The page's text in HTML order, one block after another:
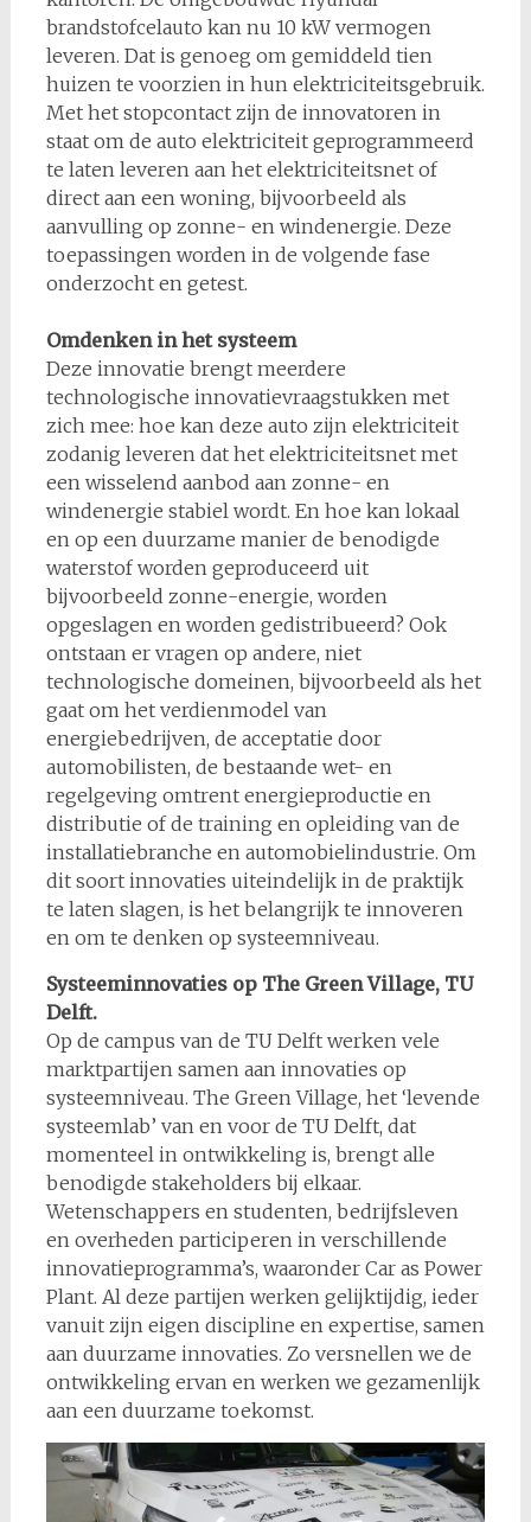
brandstofcelauto kan nu 10 kW vermogen
leveren. Dat is genoeg om gemiddeld tien
huizen te voorzien in hun elektriciteitsgebruik.
Met het stopcontact zijn de innovatoren in
staat om de auto elektriciteit geprogrammeerd
te laten leveren aan het elektriciteitsnet of
direct aan een woning, bijvoorbeeld als
aanvulling op zonne- en windenergie. Deze
toepassingen worden in de volgende fase
onderzocht en getest.
Omdenken in het systeem
Deze innovatie brengt meerdere
technologische innovatievraagstukken met
zich mee: hoe kan deze auto zijn elektriciteit
zodanig leveren dat het elektriciteitsnet met
een wisselend aanbod aan zonne- en
windenergie stabiel wordt. En hoe kan lokaal
en op een duurzame manier de benodigde
waterstof worden geproduceerd uit
bijvoorbeeld zonne-energie, worden
opgeslagen en worden gedistribueerd? Ook
ontstaan er vragen op andere, niet
technologische domeinen, bijvoorbeeld als het
gaat om het verdienmodel van
energiebedrijven, de acceptatie door
automobilisten, de bestaande wet- en
regelgeving omtrent energieproductie en
distributie of de training en opleiding van de
installatiebranche en automobielindustrie. Om
dit soort innovaties uiteindelijk in de praktijk
te laten slagen, is het belangrijk te innoveren
en om te denken op systeemniveau.
Systeeminnovaties op The Green Village, TU
Delft.
Op de campus van de TU Delft werken vele
marktpartijen samen aan innovaties op
systeemniveau. The Green Village, het ‘levende
systeemlab’ van en voor de TU Delft, dat
momenteel in ontwikkeling is, brengt alle
benodigde stakeholders bij elkaar.
Wetenschappers en studenten, bedrijfsleven
en overheden participeren in verschillende
innovatieprogramma’s, waaronder Car as Power
Plant. Al deze partijen werken gelijktijdig, ieder
vanuit zijn eigen discipline en expertise, samen
aan duurzame innovaties. Zo versnellen we de
ontwikkeling ervan en werken we gezamenlijk
aan een duurzame toekomst.